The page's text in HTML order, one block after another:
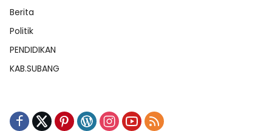
Berita
Politik
PENDIDIKAN
KAB.SUBANG